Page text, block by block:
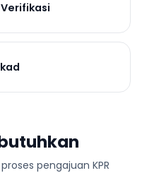
Verifikasi
pengajuan KPR